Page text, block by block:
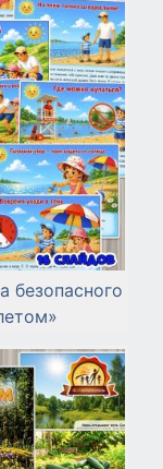
безопасного